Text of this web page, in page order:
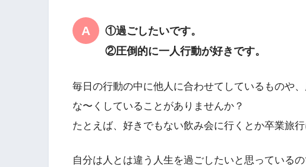
①過ごしたいです。
②圧倒的に一人行動が好きです。
毎日の行動の中に他人に合わせてしているものや
な〜くしていることがありませんか？
たとえば、好きでもない飲み会に行くとか卒業旅
自分は人とは違う人生を過ごしたいと思っている